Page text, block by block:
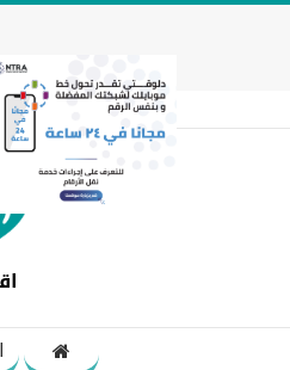
السبت 8 أغسطس 2026